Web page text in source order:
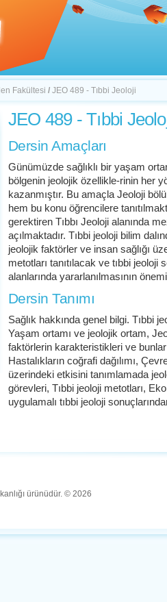
Fakültesi / JEO 489 - Tıbbi Jeoloji
JEO 489 - Tıbbi
Dersin Amaçları
Günümüzde sağlıklı bir yaşam
bölgenin jeolojik özellikle-rinin her
kazanmıştır. Bu amaçla Jeoloji
hem bu konu öğrencilere
gerektiren Tıbbı Jeoloji alanında
açılmaktadır. Tıbbi jeoloji bilim
jeolojik faktörler ve insan sağlığı
metotları tanıtılacak ve tıbbi
alanlarında yararlanılmasının
Dersin Tanımı
Sağlık hakkında genel bilgi. Tıbbi
Yaşam ortamı ve jeolojik ortam,
faktörlerin karakteristikleri ve
Hastalıkların coğrafi dağılımı,
üzerindeki etkisini tanımlamada
görevleri, Tıbbi jeoloji metotları,
uygulamalı tıbbi jeoloji
ürünüdür. © 2026